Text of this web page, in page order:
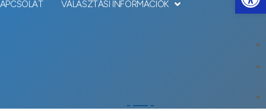
VÁLASZTÁSI INFORMÁCIÓK